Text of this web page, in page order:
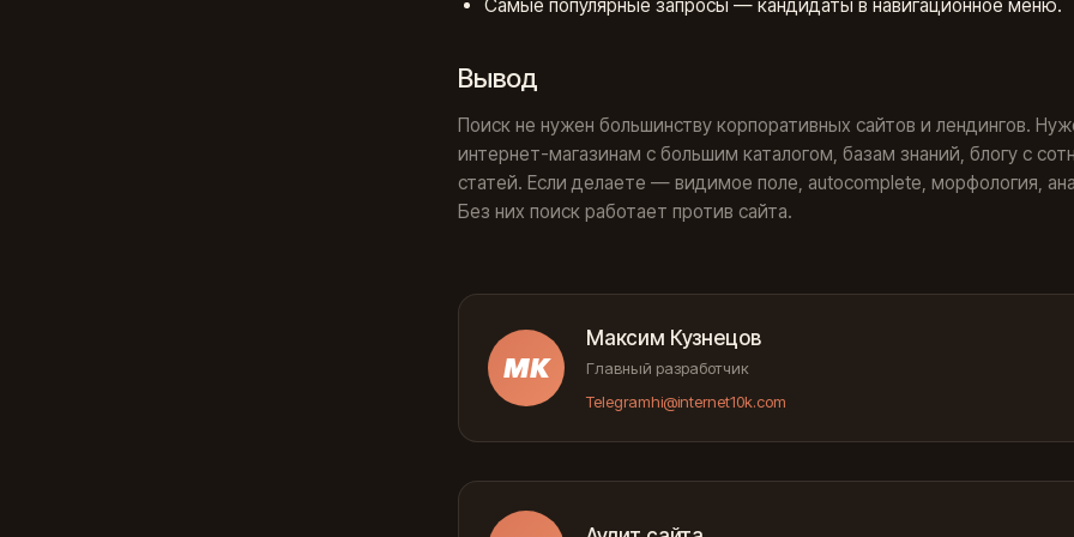
Самые популярные запросы — кандидаты в навигационное меню.
Вывод
Поиск не нужен большинству корпоративных сайтов и лендингов.
интернет-магазинам с большим каталогом, базам знаний, блогу с
статей. Если делаете — видимое поле, autocomplete, морфология,
Без них поиск работает против сайта.
МК
Максим Кузнецов
Главный разработчик
Telegramhi@internet10k.com